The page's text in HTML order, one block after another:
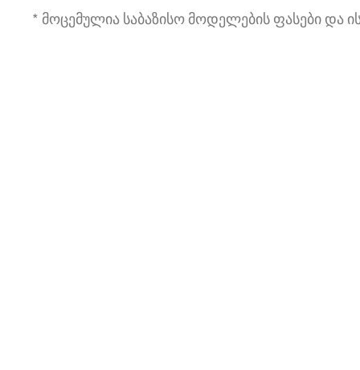
* მოცემულია საბაზისო მოდელების ფასები და